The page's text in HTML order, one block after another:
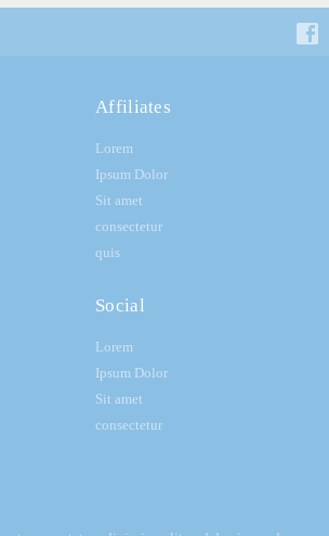
Affiliates
Lorem
Ipsum Dolor
Sit amet
consectetur
quis
Social
Lorem
Ipsum Dolor
Sit amet
consectetur